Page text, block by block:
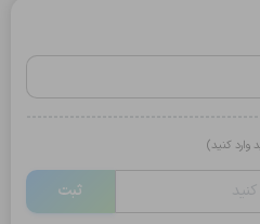
وارد کنید)
ثبت